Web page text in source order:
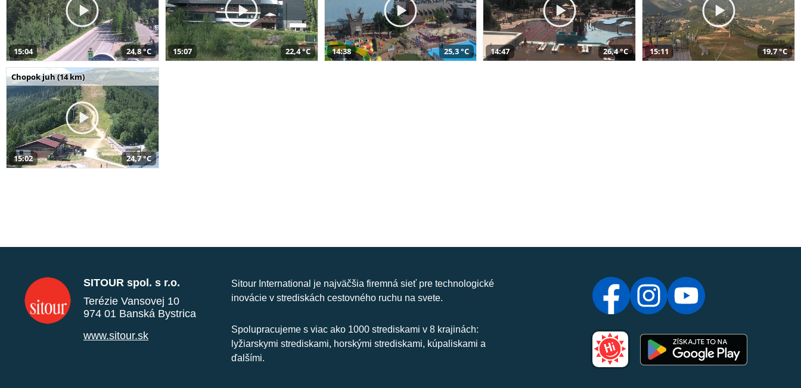
15:04 24,8 °C 15:07 22,4 °C 14:38 25,3 °C 14:47 26,4 °C 15:11 19,7 °C
Chopok juh (14 km)
15:02 24,7 °C
SITOUR spol. s r.o.
Terézie Vansovej 10
974 01 Banská Bystrica
www.sitour.sk
Sitour International je najväčšia firemná sieť pre technologické
inovácie v strediskách cestovného ruchu na svete.
Spolupracujeme s viac ako 1000 strediskami v 8 krajinách:
lyžiarskymi strediskami, horskými strediskami, kúpaliskami a
ďalšími.